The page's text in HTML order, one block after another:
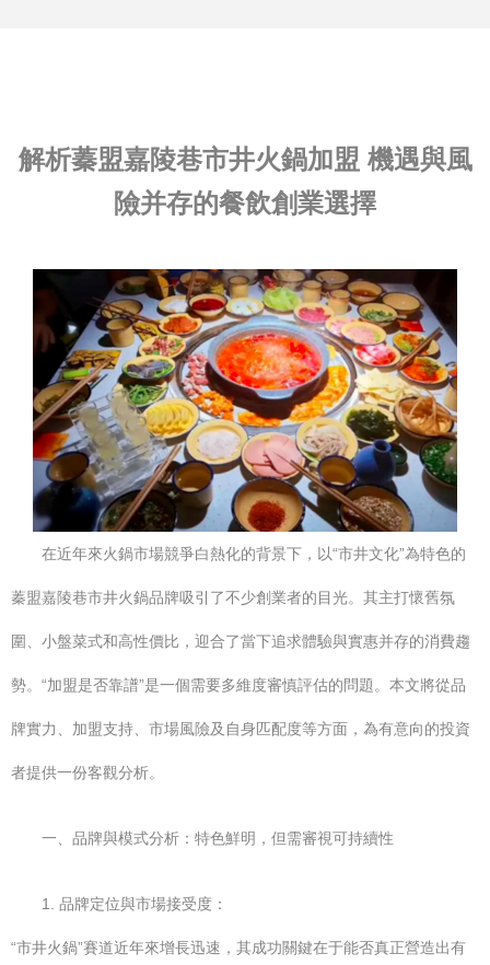
解析蓁盟嘉陵巷市井火鍋加盟 機遇與風
險并存的餐飲創業選擇
在近年來火鍋市場競爭白熱化的背景下，以“市井文化”為特色的
蓁盟嘉陵巷市井火鍋品牌吸引了不少創業者的目光。其主打懷舊氛
圍、小盤菜式和高性價比，迎合了當下追求體驗與實惠并存的消費趨
勢。“加盟是否靠譜”是一個需要多維度審慎評估的問題。本文將從品
牌實力、加盟支持、市場風險及自身匹配度等方面，為有意向的投資
者提供一份客觀分析。
一、品牌與模式分析：特色鮮明，但需審視可持續性
1. 品牌定位與市場接受度：
“市井火鍋”賽道近年來增長迅速，其成功關鍵在于能否真正營造出有